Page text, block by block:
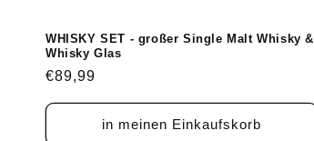
:
WHISKY SET - großer Single Malt Whisky &
Whisky Glas
Normaler
€89,99
in meinen Einkaufskorb